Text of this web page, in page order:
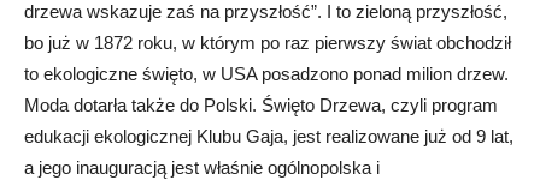
drzewa wskazuje zaś na przyszłość”. I to zieloną przyszłość,
bo już w 1872 roku, w którym po raz pierwszy świat obchodził
to ekologiczne święto, w USA posadzono ponad milion drzew.
Moda dotarła także do Polski. Święto Drzewa, czyli program
edukacji ekologicznej Klubu Gaja, jest realizowane już od 9 lat,
a jego inauguracją jest właśnie ogólnopolska i